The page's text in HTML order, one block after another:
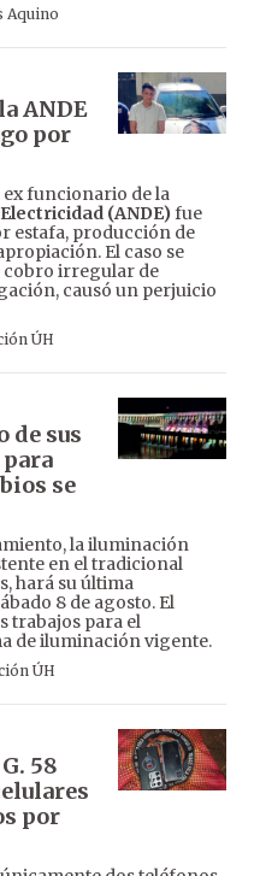
Aquino
ANDE
por
ex funcionario de la
(ANDE)fue
estafa, producción de
El caso se
cobro irregular de
causó un perjuicio
ÚH
de sus
se
la iluminación
en el tradicional
hará su última
8 de agosto. El
trabajos para el
de iluminación vigente.
ÚH
58
por